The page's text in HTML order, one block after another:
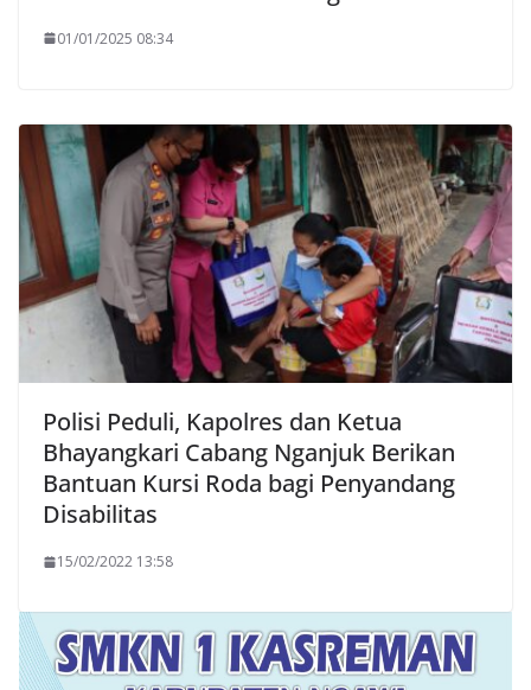
01/01/2025 08:34
Polisi Peduli, Kapolres dan Ketua
Bhayangkari Cabang Nganjuk Berikan
Bantuan Kursi Roda bagi Penyandang
Disabilitas
15/02/2022 13:58